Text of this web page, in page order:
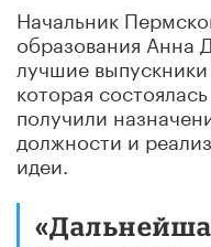
Начальник
образования Анна
лучшие
которая
получили
должности и
идеи.